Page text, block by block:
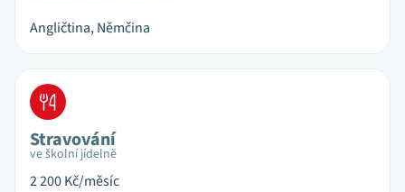
Angličtina, Němčina
Stravování
ve školní jídelně
2 200Kč/měsíc